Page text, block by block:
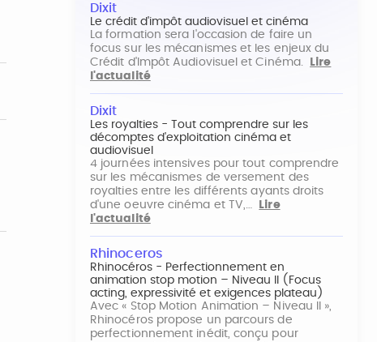
Dixit
Le crédit d'impôt audiovisuel et cinéma
La formation sera l'occasion de faire un
focus sur les mécanismes et les enjeux du
Crédit d'Impôt Audiovisuel et Cinéma.
Lire
l'actualité
Dixit
Les royalties - Tout comprendre sur les
décomptes d'exploitation cinéma et
audiovisuel
4 journées intensives pour tout comprendre
sur les mécanismes de versement des
royalties entre les différents ayants droits
d'une oeuvre cinéma et TV,…
Lire
l'actualité
Rhinoceros
Rhinocéros - Perfectionnement en
animation stop motion – Niveau II (Focus
acting, expressivité et exigences plateau)
Avec « Stop Motion Animation – Niveau II »,
Rhinocéros propose un parcours de
perfectionnement inédit, conçu pour